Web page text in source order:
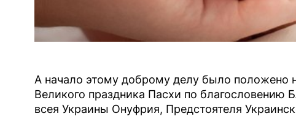
А начало этому доброму делу было положено
Великого праздника Пасхи по благословению
всея Украины Онуфрия, Предстоятеля